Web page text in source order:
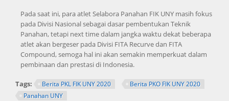
Pada saat ini, para atlet Selabora Panahan FIK UNY masih fokus
pada Divisi Nasional sebagai dasar pembentukan Teknik
Panahan, tetapi next time dalam jangka waktu dekat beberapa
atlet akan bergeser pada Divisi FITA Recurve dan FITA
Compound, semoga hal ini akan semakin memperkuat dalam
pembinaan dan prestasi di Indonesia.
Tags: Berita PKL FIK UNY 2020
Berita PKO FIK UNY 2020
Panahan UNY